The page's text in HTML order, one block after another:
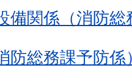
備関係（消防総
防総務課予防係